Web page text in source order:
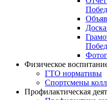
Физическое
ГТО нормативы
Спортсмены
Профилактическая